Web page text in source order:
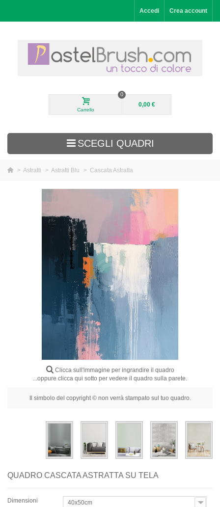
Accedi Crea account
Carrello
0
0,00 €
SCEGLI QUADRI
> Astratti > Astratti Blu > Cascata Astratta
Clicca sull'immagine per ingrandire il quadro
...oppure clicca qui sotto per vedere il quadro sulla parete.
Il simbolo del copyright © non verrà stampato sul tuo quadro.
QUADRO CASCATA ASTRATTA SU TELA
Dimensioni 40x50cm